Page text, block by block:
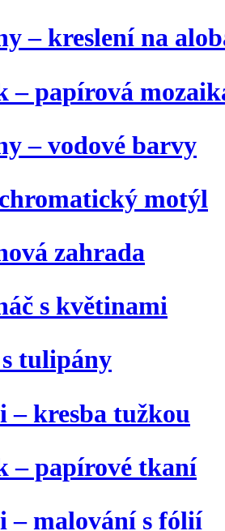
– kreslení na
– papírová
– vodové barvy
motýl
zahrada
s květinami
tulipány
– kresba tužkou
– papírové tkaní
– malování s fólií